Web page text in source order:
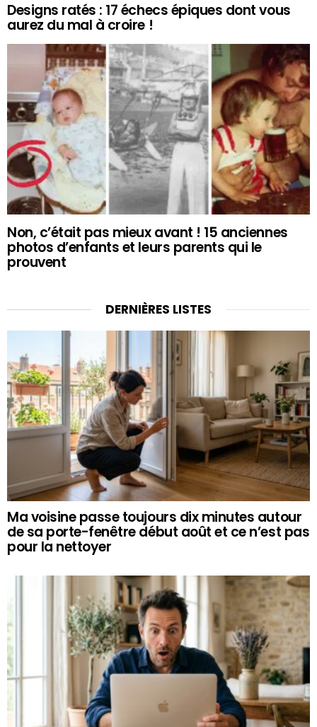
Designs ratés : 17 échecs épiques dont vous
aurez du mal à croire !
Non, c’était pas mieux avant ! 15 anciennes
photos d’enfants et leurs parents qui le
prouvent
DERNIÈRES LISTES
Ma voisine passe toujours dix minutes autour
de sa porte-fenêtre début août et ce n’est pas
pour la nettoyer